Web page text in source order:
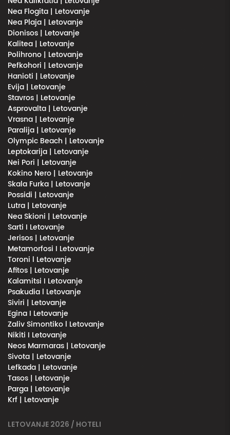
Nea Flogita | Letovanje
Nea Plaja | Letovanje
Dionisos | Letovanje
Kalitea | Letovanje
Polihrono | Letovanje
Pefkohori | Letovanje
Hanioti | Letovanje
Evija | Letovanje
Stavros | Letovanje
Asprovalta | Letovanje
Vrasna | Letovanje
Paralija | Letovanje
Olympic Beach | Letovanje
Leptokarija | Letovanje
Nei Pori | Letovanje
Kokino Nero | Letovanje
Skala Furka | Letovanje
Possidi | Letovanje
Lutra | Letovanje
Nea Skioni | Letovanje
Sarti I Letovanje
Jerisos | Letovanje
Metamorfosi I Letovanje
Toroni l Letovanje
Afitos | Letovanje
Kalamitsi I Letovanje
Psakudia l Letovanje
Siviri | Letovanje
Egina I Letovanje
Zaliv Simontiko l Letovanje
Nikiti I Letovanje
Neos Marmaras | Letovanje
Sivota | Letovanje
Lefkada | Letovanje
Tasos | Letovanje
Parga | Letovanje
Krf | Letovanje
LETOVANJE 2026 / HOTELI